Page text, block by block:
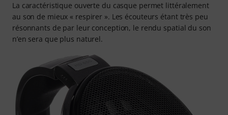
La caractéristique ouverte du casque permet littéralement
au son de mieux « respirer ». Les écouteurs étant très peu
résonnants de par leur conception, le rendu spatial du son
n’en sera que plus naturel.